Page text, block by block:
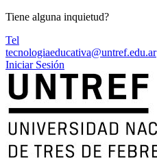
Tiene alguna inquietud?
Tel
tecnologiaeducativa@untref.edu.ar
Iniciar Sesión